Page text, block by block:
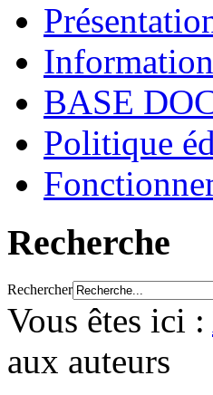
Information
BASE
Politique
Recherche
Rechercher
Vous êtes ici :
aux auteurs